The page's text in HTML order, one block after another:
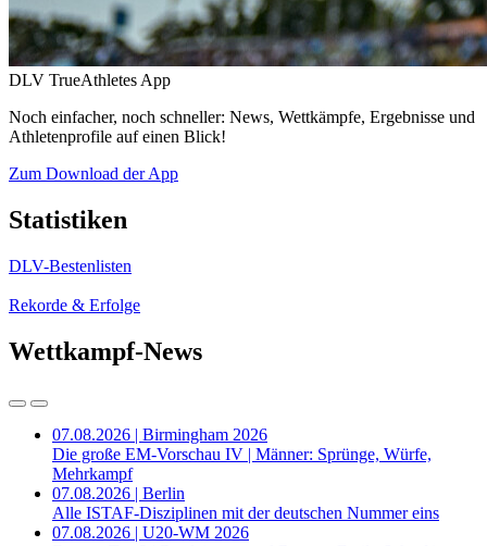
DLV TrueAthletes App
Noch einfacher, noch schneller: News, Wettkämpfe, Ergebnisse und
Athletenprofile auf einen Blick!
Zum Download der App
Statistiken
DLV-Bestenlisten
Rekorde & Erfolge
Wettkampf-News
07.08.2026 | Birmingham 2026
Die große EM-Vorschau IV | Männer: Sprünge, Würfe,
Mehrkampf
07.08.2026 | Berlin
Alle ISTAF-Disziplinen mit der deutschen Nummer eins
07.08.2026 | U20-WM 2026